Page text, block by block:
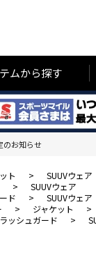
ムから探す
のお知らせ
ト >
SUUVウェア
>
SUUVウェア
ド >
SUUVウェア
> ジャケット
>
ラッシュガード >